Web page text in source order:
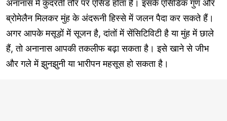
अनानास में कुदरती तौर पर एसिड होता है। इसके एसिडिक गुण और
ब्रोमेलैन मिलकर मुंह के अंदरूनी हिस्से में जलन पैदा कर सकते हैं।
अगर आपके मसूड़ों में सूजन है, दांतों में सेंसिटिविटी है या मुंह में छाले
हैं, तो अनानास आपकी तकलीफ बढ़ा सकता है। इसे खाने से जीभ
और गले में झुनझुनी या भारीपन महसूस हो सकता है।